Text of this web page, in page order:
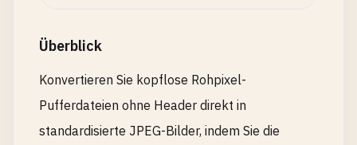
Überblick
Konvertieren Sie kopflose Rohpixel-
Pufferdateien ohne Header direkt in
standardisierte JPEG-Bilder, indem Sie die